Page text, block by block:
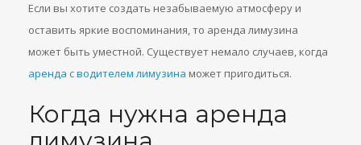
Если вы хотите создать незабываемую атмосферу и
оставить яркие воспоминания, то аренда лимузина
может быть уместной. Существует немало случаев, когда
аренда с водителем лимузина может пригодиться.
Когда нужна аренда